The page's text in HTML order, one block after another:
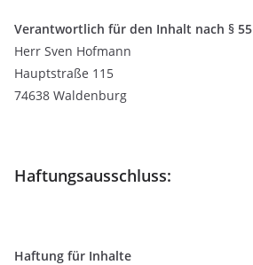
Verantwortlich für den Inhalt nach § 55
Herr Sven Hofmann
Hauptstraße 115
74638 Waldenburg
Haftungsausschluss:
Haftung für Inhalte